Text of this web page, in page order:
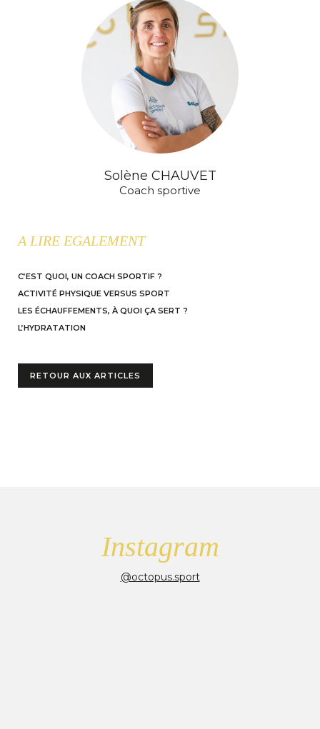
Solène CHAUVET
Coach sportive
A LIRE EGALEMENT
C’EST QUOI, UN COACH SPORTIF ?
ACTIVITÉ PHYSIQUE VERSUS SPORT
LES ÉCHAUFFEMENTS, À QUOI ÇA SERT ?
L’HYDRATATION
RETOUR AUX ARTICLES
Instagram
@octopus.sport